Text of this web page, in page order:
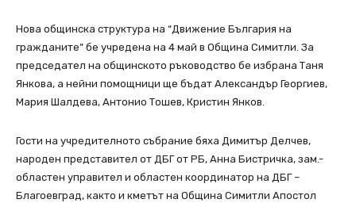
Нова общинска структура на “Движение България на
гражданите” бе учредена на 4 май в Община Симитли. За
председател на общинското ръководство бе избрана Таня
Янкова, а нейни помощници ще бъдат Александър Георгиев,
Мария Шалдева, Антонио Тошев, Кристин Янков.
Гости на учредителното събрание бяха Димитър Делчев,
народен представител от ДБГ от РБ, Анна Бистричка, зам.-
областен управител и областен координатор на ДБГ –
Благоевград, както и кметът на Община Симитли Апостол